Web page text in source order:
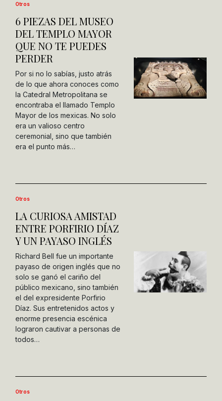
Otros
6 PIEZAS DEL MUSEO
DEL TEMPLO MAYOR
QUE NO TE PUEDES
PERDER
Por si no lo sabías, justo atrás
de lo que ahora conoces como
la Catedral Metropolitana se
encontraba el llamado Templo
Mayor de los mexicas. No solo
era un valioso centro
ceremonial, sino que también
era el punto más…
Otros
LA CURIOSA AMISTAD
ENTRE PORFIRIO DÍAZ
Y UN PAYASO INGLÉS
Richard Bell fue un importante
payaso de origen inglés que no
solo se ganó el cariño del
público mexicano, sino también
el del expresidente Porfirio
Díaz. Sus entretenidos actos y
enorme presencia escénica
lograron cautivar a personas de
todos…
Otros